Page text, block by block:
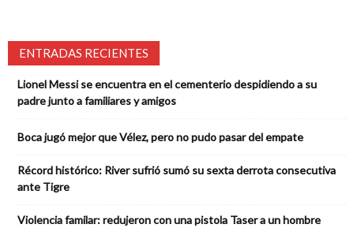
ENTRADAS RECIENTES
Lionel Messi se encuentra en el cementerio despidiendo a su
padre junto a familiares y amigos
Boca jugó mejor que Vélez, pero no pudo pasar del empate
Récord histórico: River sufrió sumó su sexta derrota consecutiva
ante Tigre
Violencia familar: redujeron con una pistola Taser a un hombre